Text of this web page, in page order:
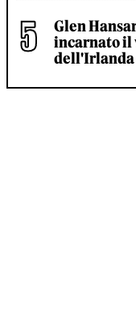
Glen
incarnato il
dell'Irlanda